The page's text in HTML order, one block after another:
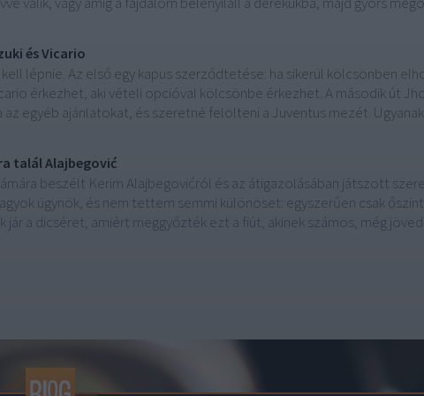
és Vicario
lépnie. Az első egy kapus szerződtetése: ha sikerül kölcsönben
érkezhet, aki vételi opcióval kölcsönbe érkezhet. A második út
egyéb ajánlatokat, és szeretné felölteni a Juventus mezét.
talál Alajbegović
beszélt Kerim Alajbegovićról és az átigazolásában játszott
ügynök, és nem tettem semmi különöset: egyszerűen csak
a dicséret, amiért meggyőzték ezt a fiút, akinek számos, még